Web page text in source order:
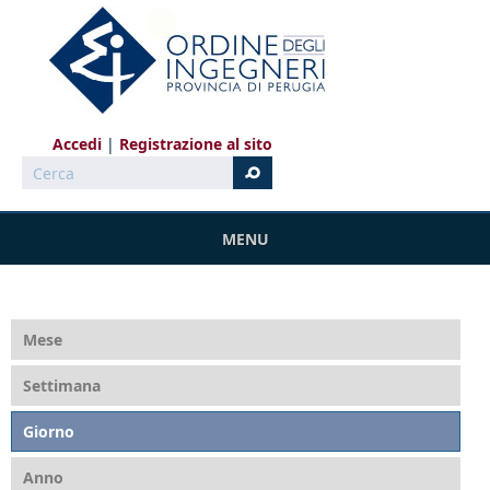
Salta al contenuto principale
Accedi
Registrazione al sito
Cerca
MENU
Mese
Settimana
Giorno
Anno